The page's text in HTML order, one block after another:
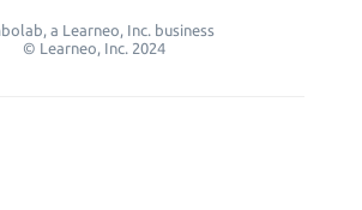
a Learneo, Inc. business
© Learneo, Inc. 2024